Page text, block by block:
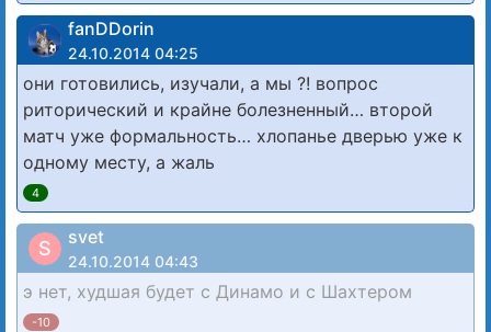
fanDDorin
24.10.2014 04:25
они готовились, изучали, а мы ?! вопрос
риторический и крайне болезненный… второй
матч уже формальность… хлопанье дверью уже к
одному месту, а жаль
4
S svet
24.10.2014 04:43
э нет, худшая будет с Динамо и с Шахтером
-10